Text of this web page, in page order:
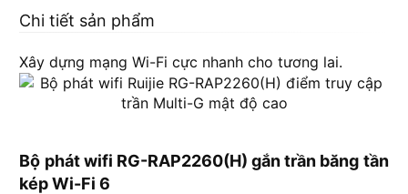
Chi tiết sản phẩm
Xây dựng mạng Wi-Fi cực nhanh cho tương lai.
Bộ phát wifi RG-RAP2260(H) gắn trần băng tần
kép Wi-Fi 6